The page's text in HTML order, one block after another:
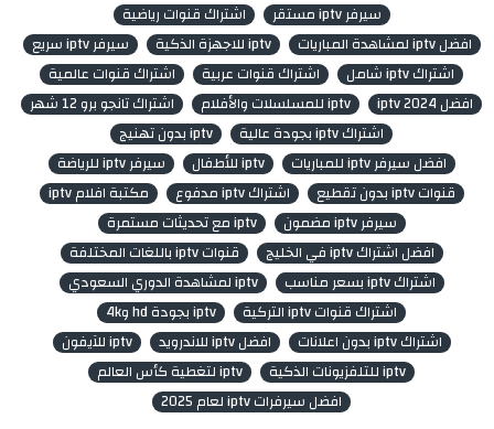
سيرفر iptv مستقر
اشتراك قنوات رياضية
افضل iptv لمشاهدة المباريات
iptv للاجهزة الذكية
سيرفر iptv سريع
اشتراك iptv شامل
اشتراك قنوات عربية
اشتراك قنوات عالمية
افضل iptv 2024
iptv للمسلسلات والأفلام
اشتراك تانجو برو 12 شهر
اشتراك iptv بجودة عالية
iptv بدون تهنيج
افضل سيرفر iptv للمباريات
iptv للأطفال
سيرفر iptv للرياضة
قنوات iptv بدون تقطيع
اشتراك iptv مدفوع
مكتبة افلام iptv
سيرفر iptv مضمون
iptv مع تحديثات مستمرة
افضل اشتراك iptv في الخليج
قنوات iptv باللغات المختلفة
اشتراك iptv بسعر مناسب
iptv لمشاهدة الدوري السعودي
اشتراك قنوات iptv التركية
iptv بجودة hd و4k
اشتراك iptv بدون اعلانات
افضل iptv للاندرويد
iptv للآيفون
iptv للتلفزيونات الذكية
iptv لتغطية كأس العالم
افضل سيرفرات iptv لعام 2025